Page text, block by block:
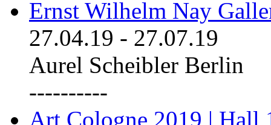
Ernst Wilhelm Nay
27.04.19 - 27.07.19
Aurel Scheibler Berlin
----------
Art Cologne 2019 | Hall